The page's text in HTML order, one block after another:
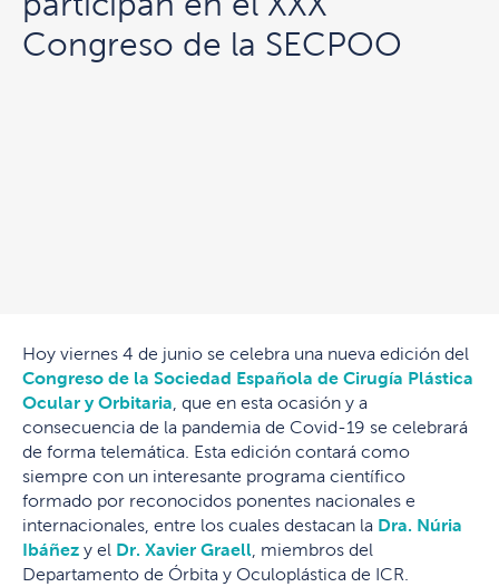
Congreso de la SECPOO
Hoy viernes 4 de junio se celebra una nueva edición del
Congreso de la Sociedad Española de Cirugía Plástica
Ocular y Orbitaria , que en esta ocasión y a
consecuencia de la pandemia de Covid-19 se celebrará
de forma telemática. Esta edición contará como
siempre con un interesante programa científico
formado por reconocidos ponentes nacionales e
internacionales, entre los cuales destacan la Dra. Núria
Ibáñez y el Dr. Xavier Graell , miembros del
Departamento de Órbita y Oculoplástica de ICR.